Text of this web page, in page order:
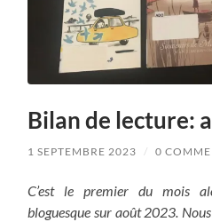
Bilan de lecture:
1 SEPTEMBRE 2023 / 0
C’est le premier du mois
bloguesque sur août 2023.